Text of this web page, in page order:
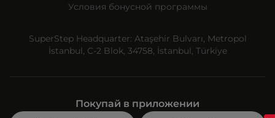
Условия бонусной программы
SuperStep Headquarter: Ataşehir Bulvarı, Metropol
İstanbul, C-2 Blok, 34758, İstanbul, Türkiye
Покупай в приложении